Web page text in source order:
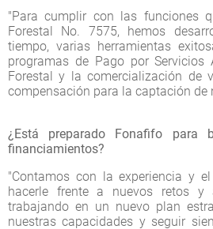
"Para cumplir con las funciones
Forestal No. 7575, hemos
tiempo, varias herramientas
programas de Pago por Servicios
Forestal y la comercialización de
compensación para la captación de
¿Está preparado Fonafifo para
financiamientos?
"Contamos con la experiencia y
hacerle frente a nuevos retos y
trabajando en un nuevo plan
nuestras capacidades y seguir